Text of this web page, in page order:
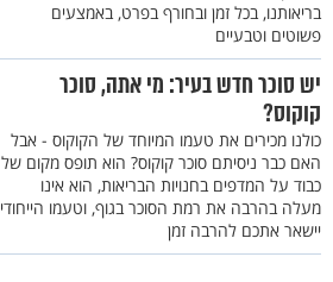
בריאותנו, בכל זמן ובחורף בפרט, באמצעים
פשוטים וטבעיים
יש סוכר חדש בעיר: מי אתה, סוכר
קוקוס?
כולנו מכירים את טעמו המיוחד של הקוקוס - אבל
האם כבר ניסיתם סוכר קוקוס? הוא תופס מקום של
כבוד על המדפים בחנויות הבריאות, הוא אינו
מעלה בהרבה את רמת הסוכר בגוף, וטעמו הייחודי
יישאר אתכם להרבה זמן